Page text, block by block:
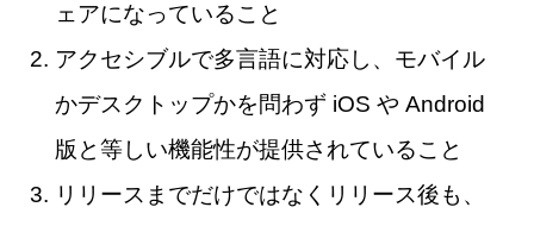
ェアになっていること
アクセシブルで多言語に対応し、モバイル
かデスクトップかを問わず iOS や Android
版と等しい機能性が提供されていること
リリースまでだけではなくリリース後も、